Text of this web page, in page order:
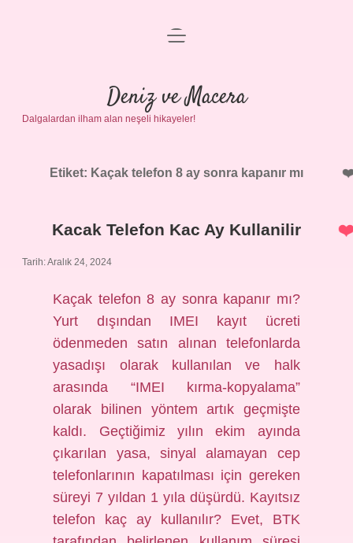
Anasayfa
Gizlilik Politikası
Yasal Uyarı
menüyü
Deniz ve Macera
Dalgalardan ilham alan neşeli hikayeler!
Etiket: Kaçak telefon 8 ay sonra kapanır mı
Kacak Telefon Kac Ay Kullanilir
Tarih: Aralık 24, 2024
Kaçak telefon 8 ay sonra kapanır mı?
Yurt dışından IMEI kayıt ücreti
ödenmeden satın alınan telefonlarda
yasadışı olarak kullanılan ve halk
arasında “IMEI kırma-kopyalama”
olarak bilinen yöntem artık geçmişte
kaldı. Geçtiğimiz yılın ekim ayında
çıkarılan yasa, sinyal alamayan cep
telefonlarının kapatılması için gereken
süreyi 7 yıldan 1 yıla düşürdü. Kayıtsız
telefon kaç ay kullanılır? Evet, BTK